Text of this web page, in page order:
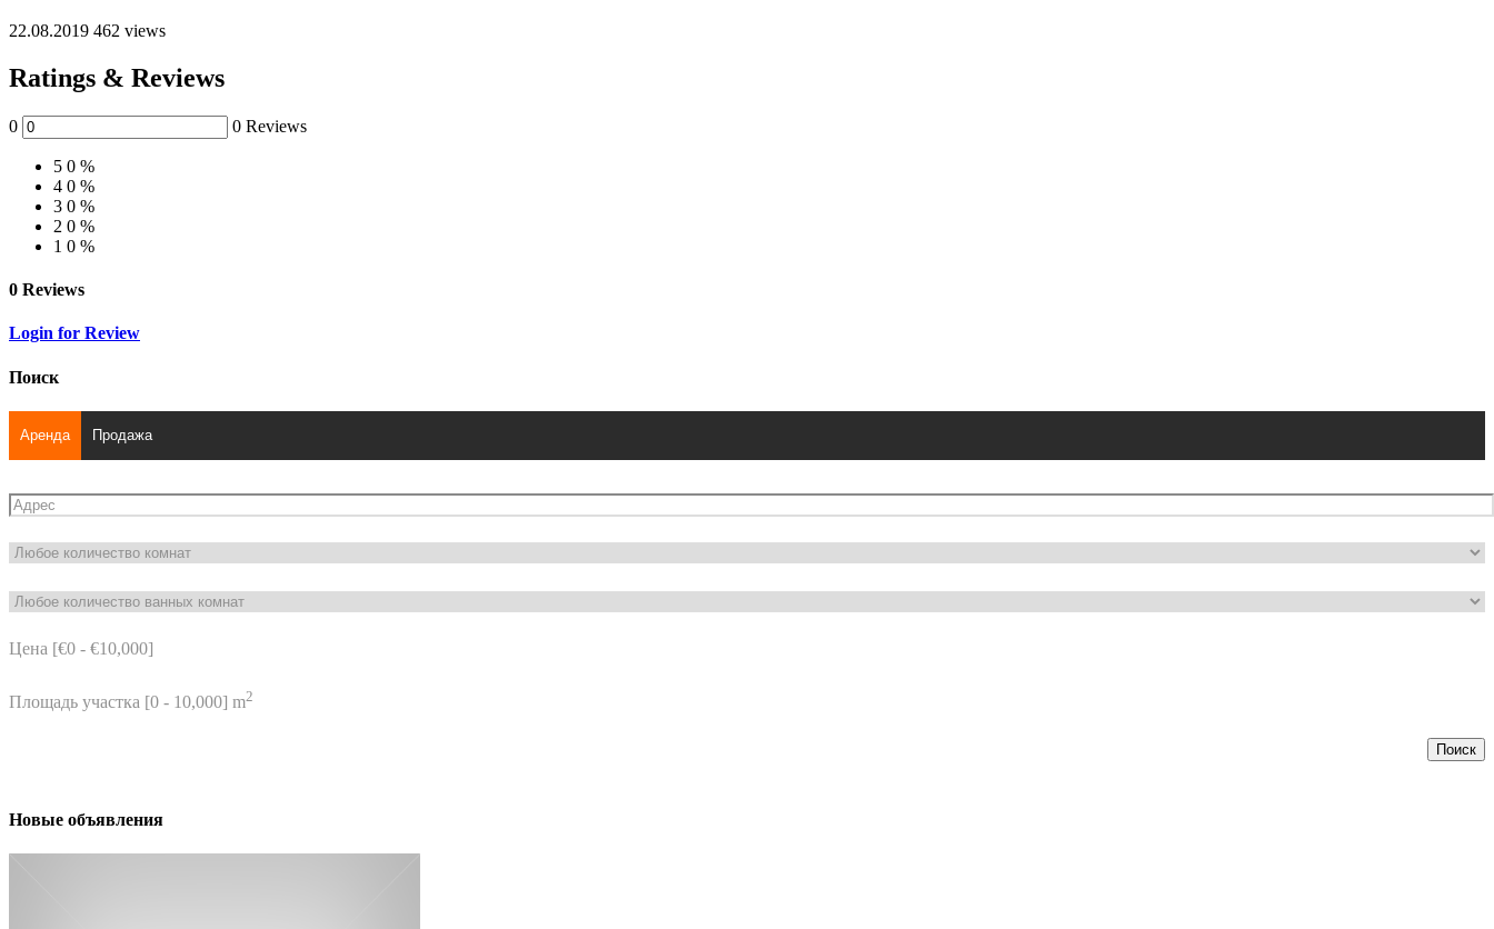
22.08.2019 462 views
Ratings & Reviews
0 0 Reviews
5 0 %
4 0 %
3 0 %
2 0 %
1 0 %
0 Reviews
Login for Review
Поиск
Аренда Продажа
Цена [€0 - €10,000]
Площадь участка [0 - 10,000] m2
Поиск
Новые объявления